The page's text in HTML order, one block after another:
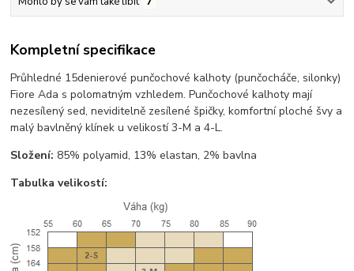
Kompletní specifikace
Průhledné 15denierové punčochové kalhoty (punčocháče, silonky)
Fiore Ada s polomatným vzhledem. Punčochové kalhoty mají
nezesílený sed, neviditelně zesílené špičky, komfortní ploché švy a
malý bavlněný klínek u velikostí 3-M a 4-L.
Složení: 85% polyamid, 13% elastan, 2% bavlna
Tabulka velikostí: